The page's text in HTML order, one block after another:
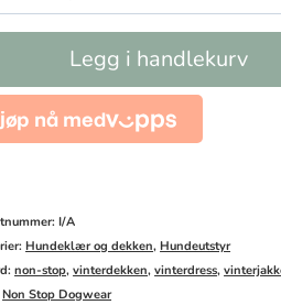
Legg i handlekurv
I/A
Hundeklær og dekken,Hundeutstyr
non-stop,vinterdekken,vinterdress,
Non Stop Dogwear